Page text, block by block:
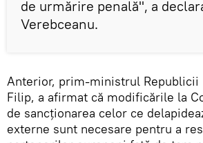
de urmărire penală", a
Verebceanu.
Anterior, prim-ministrul Republicii
Filip, a afirmat că modificările la
de sancţionarea celor ce
externe sunt necesare pentru a